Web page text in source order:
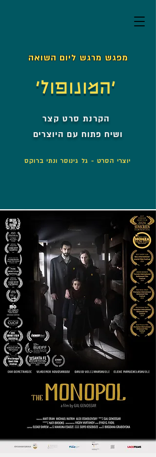
מפגש מרגש ליום השואה
'המונופול'
הקרנת סרט קצר
ושיח פתוח עם היוצרים
יוצרי הסרט - גל גינוסר ונתי ברוקס